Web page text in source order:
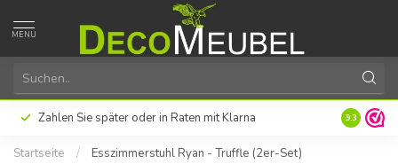
MENU
Zahlen Sie später oder in Raten mit Klarna 9.3
Startseite / Esszimmerstuhl Ryan - Truffle (2er-Set)